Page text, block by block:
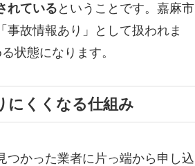
れている ということです。嘉麻市
故情報あり」として扱われま
状態になります。
にくくなる仕組み
つかった業者に片っ端から申し込